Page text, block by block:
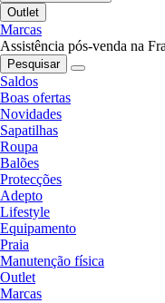
Outlet
Marcas
Assistência pós-venda na
Pesquisar
Saldos
Boas ofertas
Novidades
Sapatilhas
Roupa
Balões
Protecções
Adepto
Lifestyle
Equipamento
Praia
Manutenção física
Outlet
Marcas